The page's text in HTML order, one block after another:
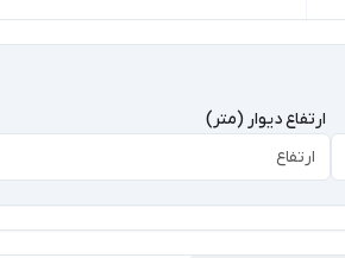
ارتفاع دیوار (متر)